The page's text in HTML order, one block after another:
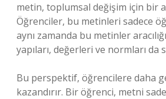
metin, toplumsal değişim için bir
Öğrenciler, bu metinleri sadece
aynı zamanda bu metinler
yapıları, değerleri ve normları da
Bu perspektif, öğrencilere daha
kazandırır. Bir öğrenci, metni